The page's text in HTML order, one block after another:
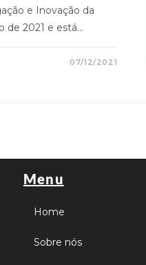
e Inovação da
de 2021 e está…
07/12/2021
Menu
Home
Sobre nós